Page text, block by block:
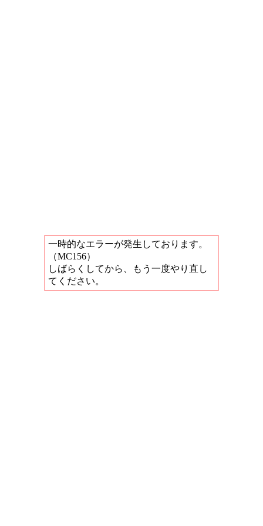
一時的なエラーが発生しております。
（MC156）
しばらくしてから、もう一度やり直し
てください。